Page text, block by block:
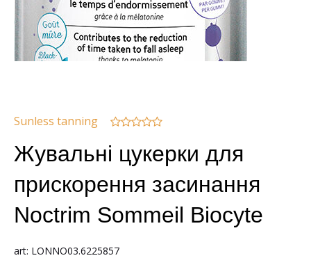
Sunless tanning
Жувальні цукерки для
прискорення засинання
Noctrim Sommeil Biocyte
art: LONNO03.6225857